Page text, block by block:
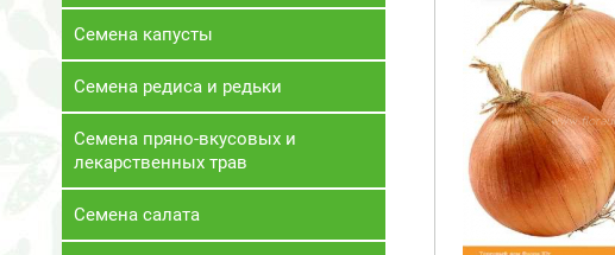
Семена капусты
Семена редиса и редьки
Семена пряно-вкусовых и
лекарственных трав
Семена салата